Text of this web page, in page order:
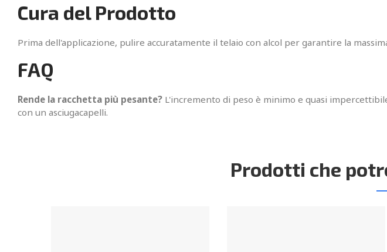
Cura del Prodotto
Prima dell'applicazione, pulire accuratamente il telaio con alcol per garantire la
FAQ
Rende la racchetta più pesante? L'incremento di peso è minimo e quasi
con un asciugacapelli.
Prodotti che